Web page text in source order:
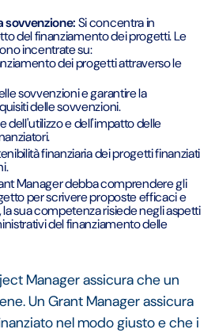
sovvenzione:Si concentra in
del finanziamento dei progetti. Le
incentrate su:
dei progetti attraverso le
sovvenzioni e garantire la
delle sovvenzioni.
dell'utilizzo e dell'impatto delle
finanziaria dei progetti finanziati
Manager debba comprendere gli
per scrivere proposte efficaci e
sua competenza risiede negli aspetti
del finanziamento delle
Manager assicura che un
Un Grant Manager assicura
nel modo giusto e che i